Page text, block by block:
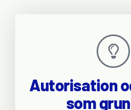
Autorisation
som